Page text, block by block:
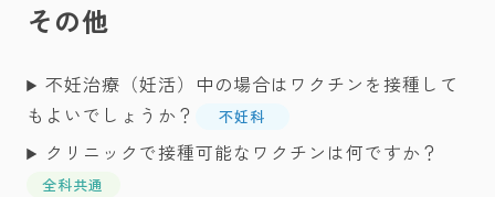
その他
不妊治療（妊活）中の場合はワクチンを接種して
もよいでしょうか？
不妊科
クリニックで接種可能なワクチンは何ですか？
全科共通